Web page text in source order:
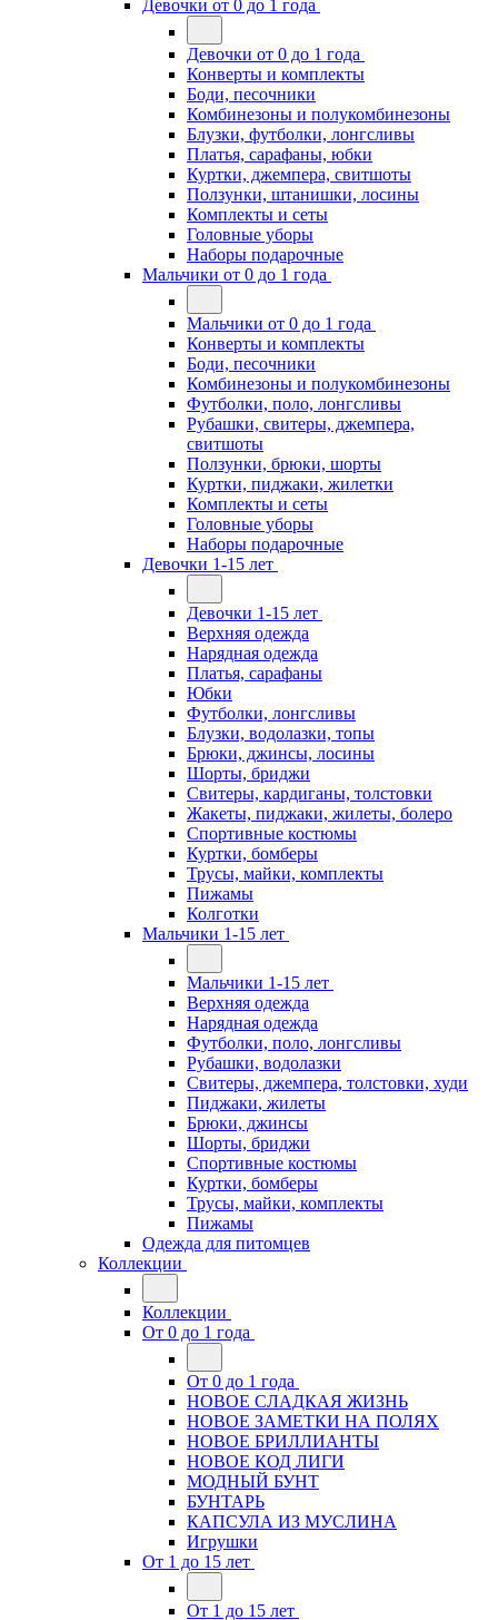
Девочки от 0 до 1 года
Девочки от 0 до 1 года
Конверты и комплекты
Боди, песочники
Комбинезоны и полукомбинезоны
Блузки, футболки, лонгсливы
Платья, сарафаны, юбки
Куртки, джемпера, свитшоты
Ползунки, штанишки, лосины
Комплекты и сеты
Головные уборы
Наборы подарочные
Мальчики от 0 до 1 года
Мальчики от 0 до 1 года
Конверты и комплекты
Боди, песочники
Комбинезоны и полукомбинезоны
Футболки, поло, лонгсливы
Рубашки, свитеры, джемпера,
свитшоты
Ползунки, брюки, шорты
Куртки, пиджаки, жилетки
Комплекты и сеты
Головные уборы
Наборы подарочные
Девочки 1-15 лет
Девочки 1-15 лет
Верхняя одежда
Нарядная одежда
Платья, сарафаны
Юбки
Футболки, лонгсливы
Блузки, водолазки, топы
Брюки, джинсы, лосины
Шорты, бриджи
Свитеры, кардиганы, толстовки
Жакеты, пиджаки, жилеты, болеро
Спортивные костюмы
Куртки, бомберы
Трусы, майки, комплекты
Пижамы
Колготки
Мальчики 1-15 лет
Мальчики 1-15 лет
Верхняя одежда
Нарядная одежда
Футболки, поло, лонгсливы
Рубашки, водолазки
Свитеры, джемпера, толстовки, худи
Пиджаки, жилеты
Брюки, джинсы
Шорты, бриджи
Спортивные костюмы
Куртки, бомберы
Трусы, майки, комплекты
Пижамы
Одежда для питомцев
Коллекции
Коллекции
От 0 до 1 года
От 0 до 1 года
НОВОЕ СЛАДКАЯ ЖИЗНЬ
НОВОЕ ЗАМЕТКИ НА ПОЛЯХ
НОВОЕ БРИЛЛИАНТЫ
НОВОЕ КОД ЛИГИ
МОДНЫЙ БУНТ
БУНТАРЬ
КАПСУЛА ИЗ МУСЛИНА
Игрушки
От 1 до 15 лет
От 1 до 15 лет